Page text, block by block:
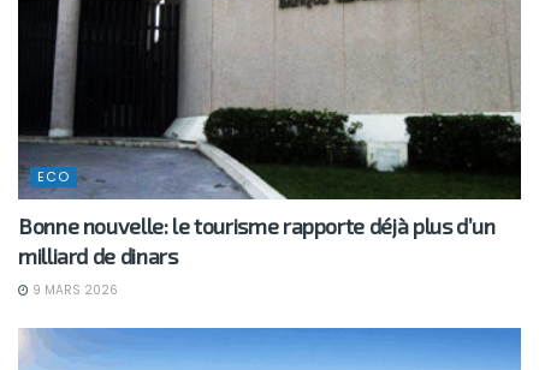
ECO
Bonne nouvelle: le tourisme rapporte déjà plus d’un
milliard de dinars
9 MARS 2026